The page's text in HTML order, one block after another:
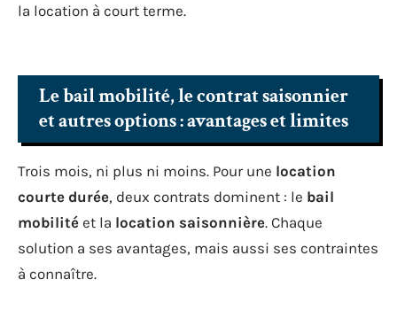
la location à court terme.
Le bail mobilité, le contrat saisonnier
et autres options : avantages et limites
Trois mois, ni plus ni moins. Pour une location
courte durée, deux contrats dominent : le bail
mobilité et la location saisonnière. Chaque
solution a ses avantages, mais aussi ses contraintes
à connaître.